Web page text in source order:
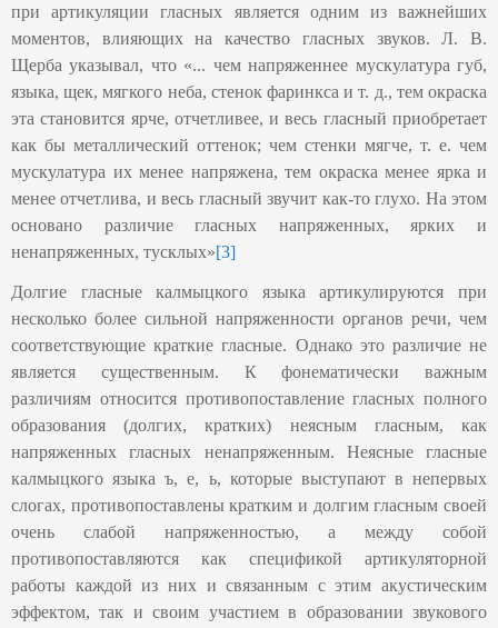
при артикуляции гласных является одним из важнейших
моментов, влияющих на качество гласных звуков. Л. В.
Щерба указывал, что «... чем напряженнее мускулатура губ,
языка, щек, мягкого неба, стенок фаринкса и т. д., тем окраска
эта становится ярче, отчетливее, и весь гласный приобретает
как бы металлический оттенок; чем стенки мягче, т. е. чем
мускулатура их менее напряжена, тем окраска менее ярка и
менее отчетлива, и весь гласный звучит как-то глухо. На этом
основано различие гласных напряженных, ярких и
ненапряженных, тусклых»[3]
Долгие гласные калмыцкого языка артикулируются при
несколько более сильной напряженности органов речи, чем
соответствующие краткие гласные. Однако это различие не
является существенным. К фонематически важным
различиям относится противопоставление гласных полного
образования (долгих, кратких) неясным гласным, как
напряженных гласных ненапряженным. Неясные гласные
калмыцкого языка ъ, е, ь, которые выступают в непервых
слогах, противопоставлены кратким и долгим гласным своей
очень слабой напряженностью, а между собой
противопоставляются как спецификой артикуляторной
работы каждой из них и связанным с этим акустическим
эффектом, так и своим участием в образовании звукового